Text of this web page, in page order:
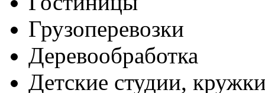
Грузоперевозки
Деревообработка
Детские студии,